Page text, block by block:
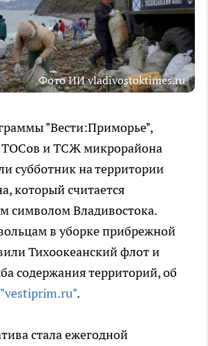
Фото ИИ vladivostoktimes.ru
"Вести:Приморье",
ТОСов и ТСЖ микрорайона
субботник на территории
который считается
символом Владивостока.
в уборке прибрежной
Тихоокеанский флот и
содержания территорий, об
"vestiprim.ru".
стала ежегодной